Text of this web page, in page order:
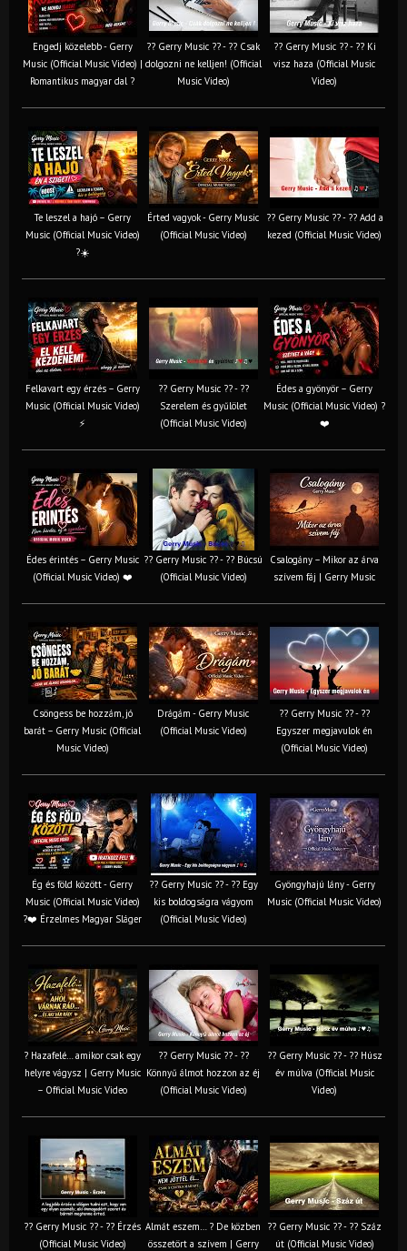
Engedj közelebb - Gerry
Music (Official Music Video) |
Romantikus magyar dal ?
?? Gerry Music ?? - ?? Csak
dolgozni ne kelljen! (Official
Music Video)
?? Gerry Music ?? - ?? Ki
visz haza (Official Music
Video)
Te leszel a hajó – Gerry
Music (Official Music Video)
?☀️
Érted vagyok - Gerry Music
(Official Music Video)
?? Gerry Music ?? - ?? Add a
kezed (Official Music Video)
Felkavart egy érzés – Gerry
Music (Official Music Video)
⚡
?? Gerry Music ?? - ??
Szerelem és gyűlölet
(Official Music Video)
Édes a gyönyör – Gerry
Music (Official Music Video) ?
❤️
Édes érintés – Gerry Music
(Official Music Video) ❤️
?? Gerry Music ?? - ?? Búcsú
(Official Music Video)
Csalogány – Mikor az árva
szívem fáj | Gerry Music
Csöngess be hozzám, jó
barát – Gerry Music (Official
Music Video)
Drágám - Gerry Music
(Official Music Video)
?? Gerry Music ?? - ??
Egyszer megjavulok én
(Official Music Video)
Ég és föld között - Gerry
Music (Official Music Video)
?❤️ Érzelmes Magyar Sláger
?? Gerry Music ?? - ?? Egy
kis boldogságra vágyom
(Official Music Video)
Gyöngyhajú lány - Gerry
Music (Official Music Video)
? Hazafelé… amikor csak egy
helyre vágysz | Gerry Music
– Official Music Video
?? Gerry Music ?? - ??
Könnyű álmot hozzon az éj
(Official Music Video)
?? Gerry Music ?? - ?? Húsz
év múlva (Official Music
Video)
?? Gerry Music ?? - ?? Érzés
(Official Music Video)
Almát eszem… ? De közben
összetört a szívem | Gerry
?? Gerry Music ?? - ?? Száz
út (Official Music Video)